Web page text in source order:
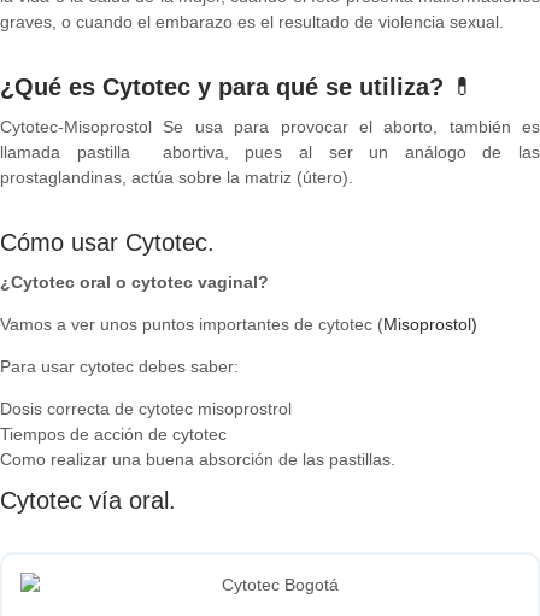
graves, o cuando el embarazo es el resultado de violencia sexual.
¿Qué es Cytotec y para qué se utiliza? 💊
Cytotec-Misoprostol Se usa para provocar el aborto, también es
llamada pastilla abortiva, pues al ser un análogo de las
prostaglandinas, actúa sobre la matriz (útero).
Cómo usar Cytotec.
¿Cytotec oral o cytotec vaginal?
Vamos a ver unos puntos importantes de cytotec (Misoprostol)
Para usar cytotec debes saber:
Dosis correcta de cytotec misoprostrol
Tiempos de acción de cytotec
Como realizar una buena absorción de las pastillas.
Cytotec vía oral.